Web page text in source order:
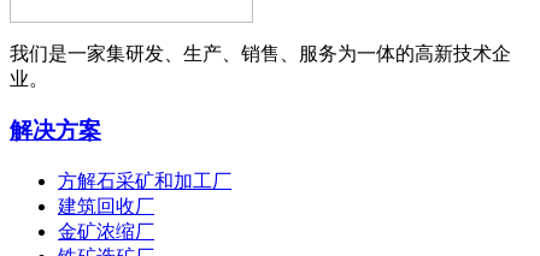
我们是一家集研发、生产、销售、服务为一体的高新技术企
业。
解决方案
方解石采矿和加工厂
建筑回收厂
金矿浓缩厂